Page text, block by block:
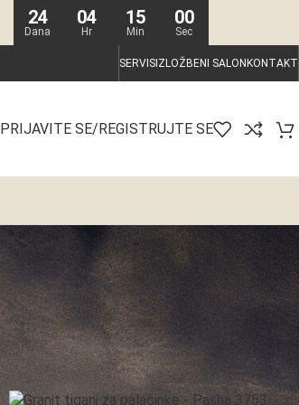
24
Dana
04
Hr
14
Min
59
Sec
SERVIS IZLOŽBENI SALON KONTAKT
PRIJAVITE SE/REGISTRUJTE SE
Prikaz 1–20 od 99 rezultata
Sve